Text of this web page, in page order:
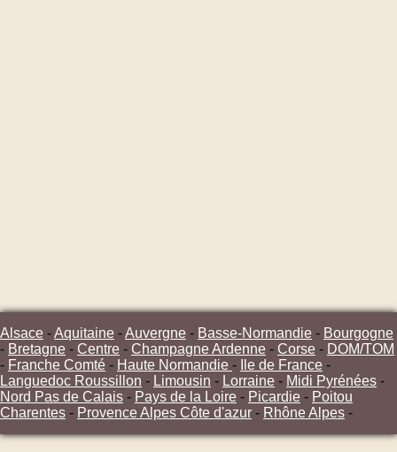
Alsace -Aquitaine -Auvergne - Basse-Normandie - Bourgogne
- Bretagne - Centre - Champagne Ardenne - Corse - DOM/TOM
- Franche Comté - Haute Normandie - Ile de France -
Languedoc Roussillon - Limousin - Lorraine - Midi Pyrénées -
Nord Pas de Calais - Pays de la Loire - Picardie - Poitou
Charentes - Provence Alpes Côte d'azur - Rhône Alpes -